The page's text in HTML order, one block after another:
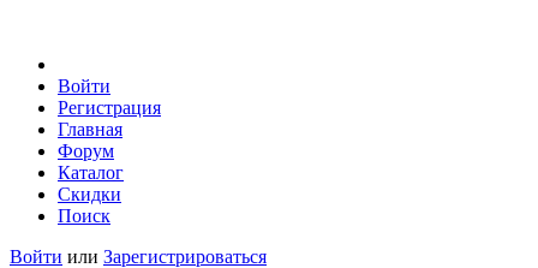
Войти
Регистрация
Главная
Форум
Каталог
Скидки
Поиск
Войти или Зарегистрироваться